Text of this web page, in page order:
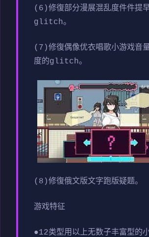
(6)修復部分漫展混乱度件件提
glitch。
(7)修復偶像优衣唱歌小游戏音
度的glitch。
(8)修復俄文版文字跑版疑题。
游戏特征
●12类型用以上无数子丰富型的